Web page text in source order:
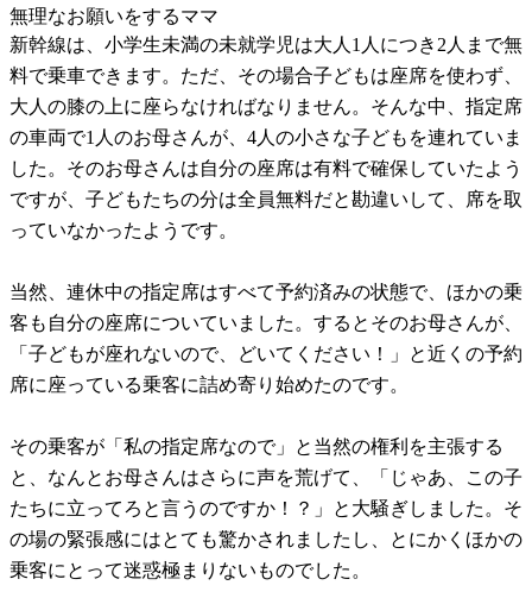
無理なお願いをするママ
新幹線は、小学生未満の未就学児は大人1人につき2人まで無
料で乗車できます。ただ、その場合子どもは座席を使わず、
大人の膝の上に座らなければなりません。そんな中、指定席
の車両で1人のお母さんが、4人の小さな子どもを連れていま
した。そのお母さんは自分の座席は有料で確保していたよう
ですが、子どもたちの分は全員無料だと勘違いして、席を取
っていなかったようです。
当然、連休中の指定席はすべて予約済みの状態で、ほかの乗
客も自分の座席についていました。するとそのお母さんが、
「子どもが座れないので、どいてください！」と近くの予約
席に座っている乗客に詰め寄り始めたのです。
その乗客が「私の指定席なので」と当然の権利を主張する
と、なんとお母さんはさらに声を荒げて、「じゃあ、この子
たちに立ってろと言うのですか！？」と大騒ぎしました。そ
の場の緊張感にはとても驚かされましたし、とにかくほかの
乗客にとって迷惑極まりないものでした。